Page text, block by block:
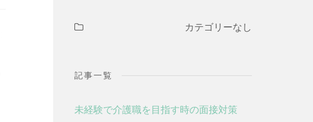
カテゴリーなし
記事一覧
未経験で介護職を目指す時の面接対策